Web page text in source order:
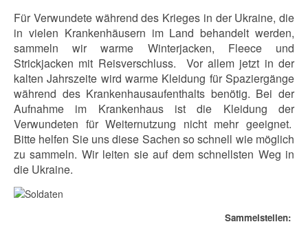
Für Verwundete während des Krieges in der Ukraine, die
in vielen Krankenhäusern im Land behandelt werden,
sammeln wir warme Winterjacken, Fleece und
Strickjacken mit Reisverschluss. Vor allem jetzt in der
kalten Jahrszeite wird warme Kleidung für Spaziergänge
während des Krankenhausaufenthalts benötig. Bei der
Aufnahme im Krankenhaus ist die Kleidung der
Verwundeten für Weiternutzung nicht mehr geeignet.
Bitte helfen Sie uns diese Sachen so schnell wie möglich
zu sammeln. Wir leiten sie auf dem schnellsten Weg in
die Ukraine.
Sammelstellen: